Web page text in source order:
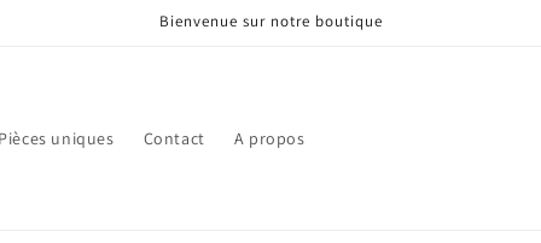
Bienvenue sur notre boutique
Pièces uniques Contact A propos